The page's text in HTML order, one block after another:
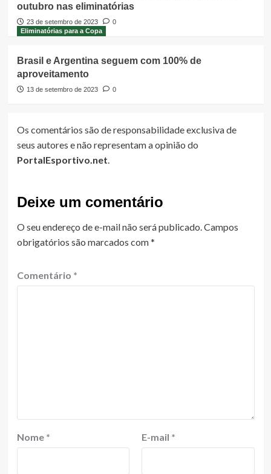
outubro nas eliminatórias
23 de setembro de 2023
0
Eliminatórias para a Copa
Brasil e Argentina seguem com 100% de
aproveitamento
13 de setembro de 2023 0
Os comentários são de responsabilidade exclusiva de
seus autores e não representam a opinião do
PortalEsportivo.net
Deixe um comentário
O seu endereço de e-mail não será publicado. Campos
obrigatórios são marcados com*
Comentário *
Nome * E-mail *